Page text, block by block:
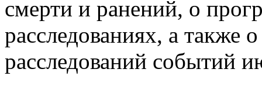
смерти и ранений, о
расследованиях, а также
расследований событий